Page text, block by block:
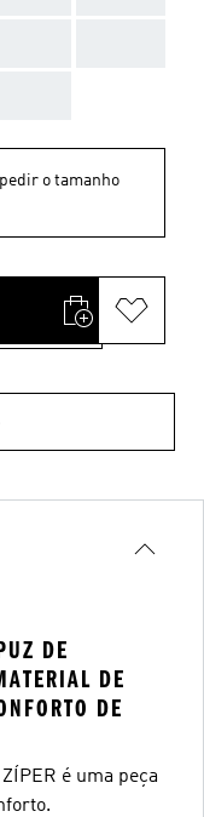
o tamanho
DE
DE
DE
ZÍPER é uma peça